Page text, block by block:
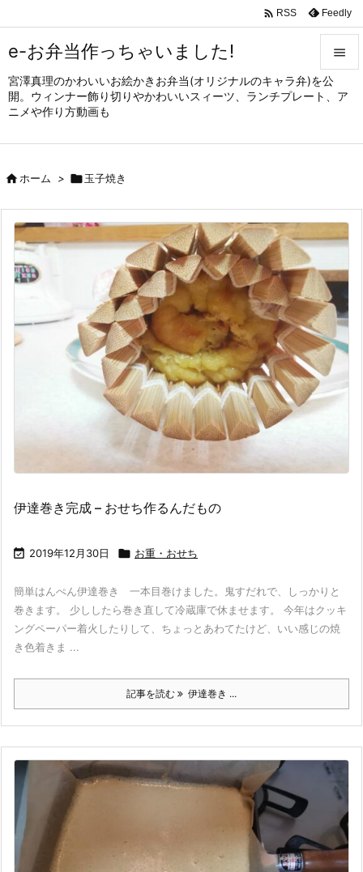
e-お弁当作っちゃいました!
宮澤真理のかわいいお絵かきお弁当(オリジナルのキャラ弁)を公
開。ウィンナー飾り切りやかわいいスィーツ、ランチプレート、ア
ニメや作り方動画も


メニュ
サイド

次へ

検索
 RSS Feedly
ホーム > 玉子焼き
伊達巻き完成 – おせち作るんだもの
 2019年12月30日  お重・おせち
簡単はんぺん伊達巻き 一本目巻けました。鬼すだれで、しっかりと
巻きます。 少ししたら巻き直して冷蔵庫で休ませます。 今年はクッキ
ングペーパー着火したりして、ちょっとあわてたけど、いい感じの焼
き色着きま ...
記事を読む 伊達巻き ...